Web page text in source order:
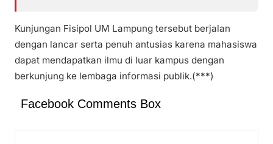
Kunjungan Fisipol UM Lampung tersebut berjalan
dengan lancar serta penuh antusias karena mahasiswa
dapat mendapatkan ilmu di luar kampus dengan
berkunjung ke lembaga informasi publik.(***)
Facebook Comments Box